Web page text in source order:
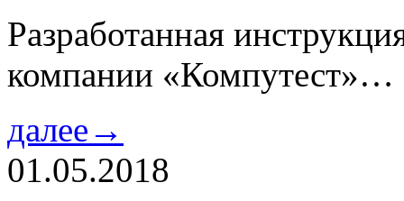
Разработанная
компании «Компутест»…
далее→
01.05.2018